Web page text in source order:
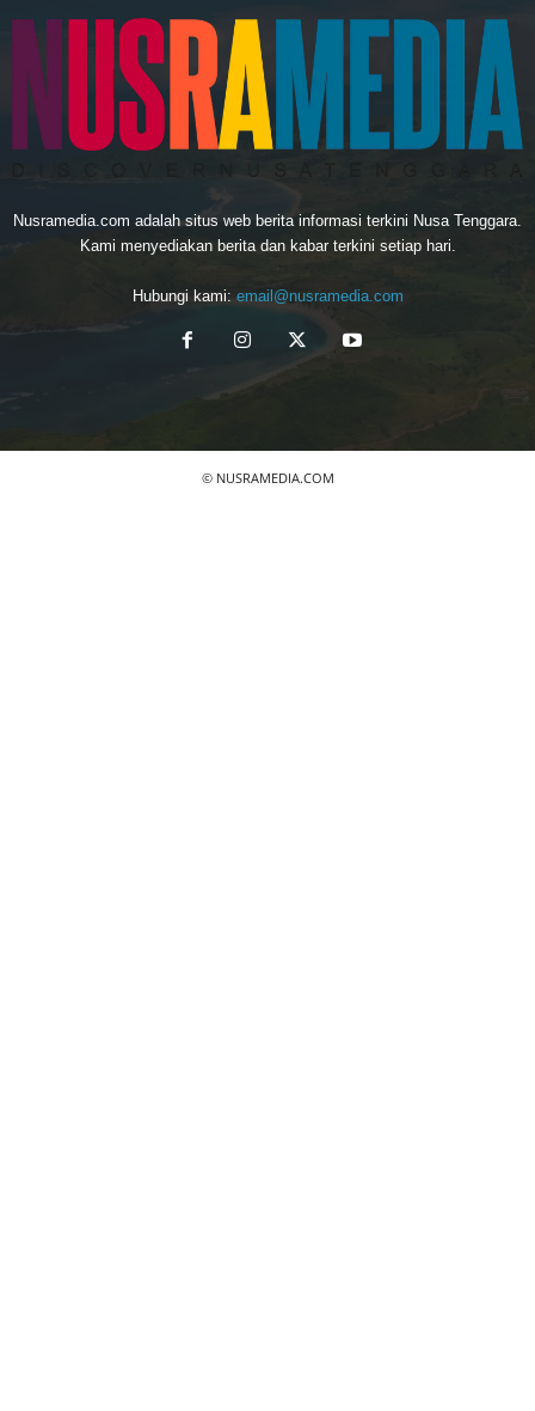
Nusramedia.com adalah situs web berita informasi terkini Nusa Tenggara.
Kami menyediakan berita dan kabar terkini setiap hari.
Hubungi kami: email@nusramedia.com
© NUSRAMEDIA.COM